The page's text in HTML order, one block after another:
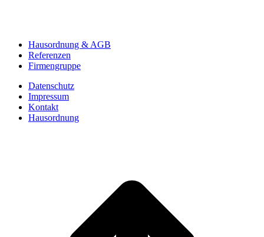
Hausordnung & AGB
Referenzen
Firmengruppe
Datenschutz
Impressum
Kontakt
Hausordnung